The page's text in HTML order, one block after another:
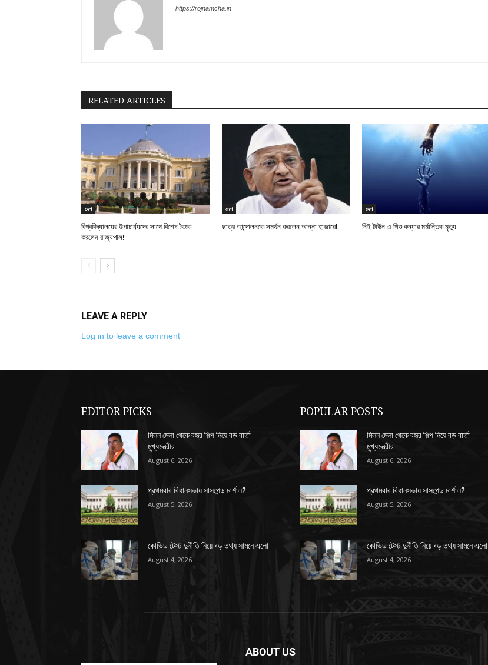
https://rojnamcha.in
RELATED ARTICLES
দেশ
বিশ্ববিদ্যালয়ের উপাচার্য্যদের সাথে বিশেষ বৈঠক
করলেন রাজ্যপাল!
দেশ
ছাত্র আন্দোলনকে সমর্থন করলেন আন্না হাজারে!
দেশ
নিই টাউন এ শিশু কন্যার মর্মান্তিক মৃত্যু
LEAVE A REPLY
Log in to leave a comment
EDITOR PICKS
মিলন মেলা থেকে বস্ত্র শিল্প নিয়ে বড় বার্তা
মুখ্যমন্ত্রীর
August 6, 2026
প্রথমবার বিধানসভায় সাসপেন্ড মার্শাল?
August 5, 2026
কোভিড টেস্ট দুর্নীতি নিয়ে বড় তথ্য সামনে এলো
August 4, 2026
POPULAR POSTS
মিলন মেলা থেকে বস্ত্র শিল্প নিয়ে বড় বার্তা
মুখ্যমন্ত্রীর
August 6, 2026
প্রথমবার বিধানসভায় সাসপেন্ড মার্শাল?
August 5, 2026
কোভিড টেস্ট দুর্নীতি নিয়ে বড় তথ্য সামনে এলো
August 4, 2026
ABOUT US